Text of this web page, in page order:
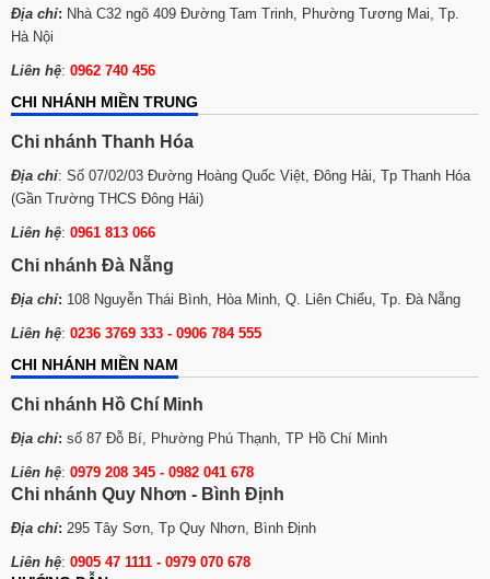
Địa chỉ: Nhà C32 ngõ 409 Đường Tam Trinh, Phường Tương Mai, Tp.
Hà Nội
Liên hệ: 0962 740 456
CHI NHÁNH MIỀN TRUNG
Chi nhánh Thanh Hóa
Địa chỉ: Số 07/02/03 Đường Hoàng Quốc Việt, Đông Hải, Tp Thanh Hóa
(Gần Trường THCS Đông Hải)
Liên hệ: 0961 813 066
Chi nhánh Đà Nẵng
Địa chỉ: 108 Nguyễn Thái Bình, Hòa Minh, Q. Liên Chiểu, Tp. Đà Nẵng
Liên hệ: 0236 3769 333 - 0906 784 555
CHI NHÁNH MIỀN NAM
Chi nhánh Hồ Chí Minh
Địa chỉ: số 87 Đỗ Bí, Phường Phú Thạnh, TP Hồ Chí Minh
Liên hệ: 0979 208 345 - 0982 041 678
Chi nhánh Quy Nhơn - Bình Định
Địa chỉ: 295 Tây Sơn, Tp Quy Nhơn, Bình Định
Liên hệ: 0905 47 1111 - 0979 070 678